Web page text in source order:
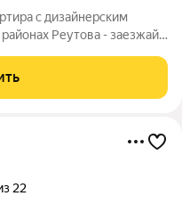
с дизайнерским
Реутова - заезжай
доме 2018 года
22